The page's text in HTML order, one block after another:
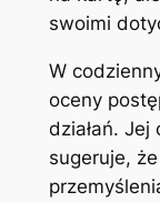
swoimi
W
oceny
działań. Jej
sugeruje,